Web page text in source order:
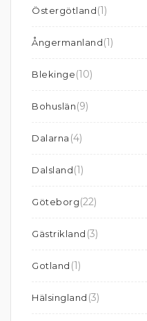
Östergötland(1)
Ångermanland(1)
Blekinge(10)
Bohuslän(9)
Dalarna (4)
Dalsland(1)
Göteborg(22)
Gästrikland (3)
Gotland (1)
Hälsingland (3)